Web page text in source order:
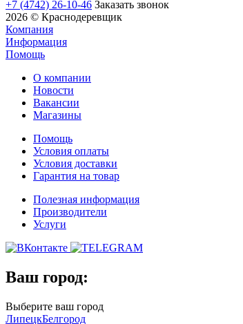
+7 (4742) 26-10-46 Заказать звонок
2026 © Краснодеревщик
Компания
Информация
Помощь
О компании
Новости
Вакансии
Магазины
Помощь
Условия оплаты
Условия доставки
Гарантия на товар
Полезная информация
Производители
Услуги
Ваш город:
Выберите ваш город
ЛипецкБелгород